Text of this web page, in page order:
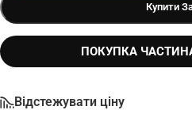
Купити
ПОКУПКА
Відстежувати ціну